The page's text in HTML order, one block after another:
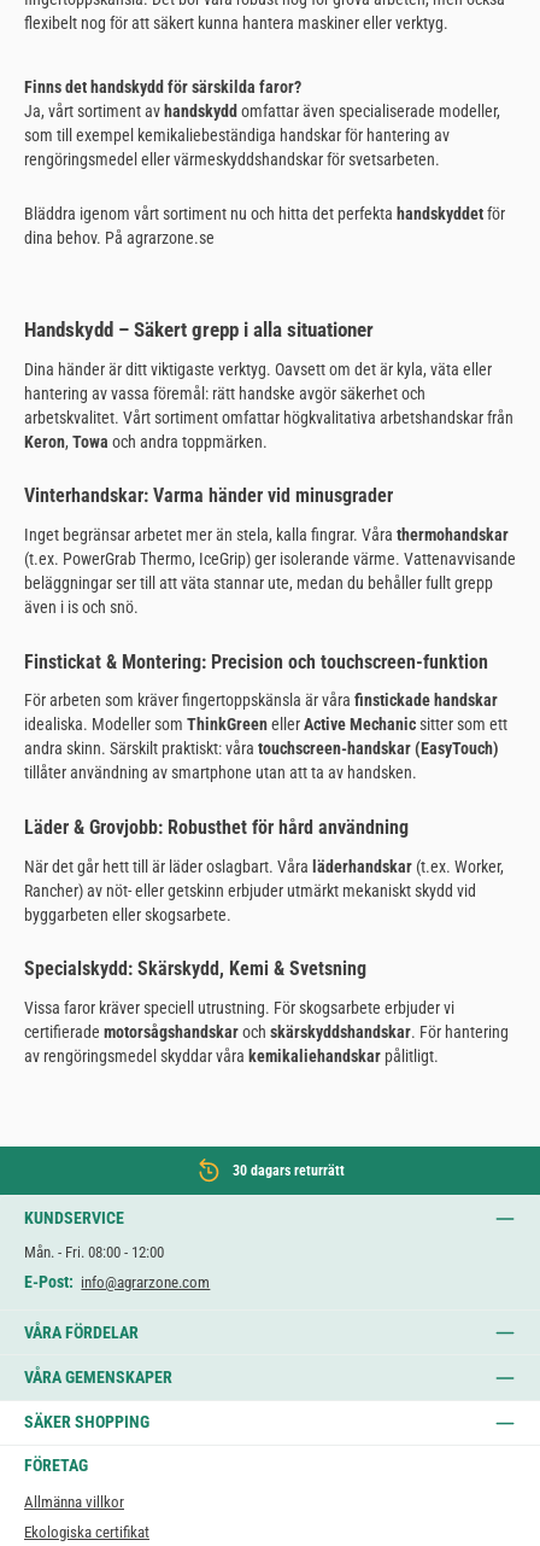
flexibelt nog för att säkert kunna hantera maskiner eller verktyg.
Finns det handskydd för särskilda faror?
Ja, vårt sortiment avhandskyddomfattar även specialiserade modeller,
som till exempel kemikaliebeständiga handskar för hantering av
rengöringsmedel eller värmeskyddshandskar för svetsarbeten.
Bläddra igenom vårt sortiment nu och hitta det perfekta handskyddetför
dina behov. På agrarzone.se
Handskydd – Säkert grepp i alla situationer
Dina händer är ditt viktigaste verktyg. Oavsett om det är kyla, väta eller
hantering av vassa föremål: rätt handske avgör säkerhet och
arbetskvalitet. Vårt sortiment omfattar högkvalitativa arbetshandskar från
Keron, Towa och andra toppmärken.
Vinterhandskar: Varma händer vid minusgrader
Inget begränsar arbetet mer än stela, kalla fingrar. Våra thermohandskar
(t.ex. PowerGrab Thermo, IceGrip) ger isolerande värme. Vattenavvisande
beläggningar ser till att väta stannar ute, medan du behåller fullt grepp
även i is och snö.
Finstickat & Montering: Precision och touchscreen-funktion
För arbeten som kräver fingertoppskänsla är våra finstickade handskar
idealiska. Modeller som ThinkGreenellerActive Mechanicsitter som ett
andra skinn. Särskilt praktiskt: våra touchscreen-handskar (EasyTouch)
tillåter användning av smartphone utan att ta av handsken.
Läder & Grovjobb: Robusthet för hård användning
När det går hett till är läder oslagbart. Våra läderhandskar (t.ex. Worker,
Rancher) av nöt- eller getskinn erbjuder utmärkt mekaniskt skydd vid
byggarbeten eller skogsarbete.
Specialskydd: Skärskydd, Kemi & Svetsning
Vissa faror kräver speciell utrustning. För skogsarbete erbjuder vi
certifierade motorsågshandskaroch skärskyddshandskar. För hantering
av rengöringsmedel skyddar våra kemikaliehandskar pålitligt.
30 dagars returrätt
KUNDSERVICE
Mån. - Fri. 08:00 - 12:00
E-Post: info@agrarzone.com
VÅRA FÖRDELAR
VÅRA GEMENSKAPER
SÄKER SHOPPING
FÖRETAG
Allmänna villkor
Ekologiska certifikat